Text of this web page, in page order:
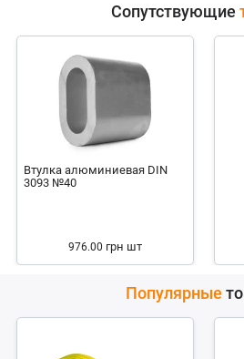
Сопутствующие
Втулка алюминиевая DIN
3093 №40
976.00 грн шт
Популярные